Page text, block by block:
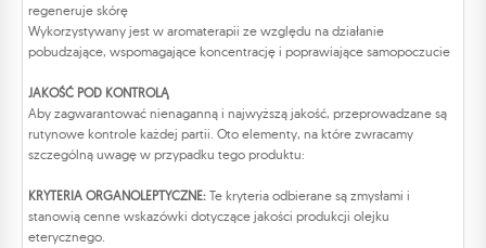
regeneruje skórę
Wykorzystywany jest w aromaterapii ze względu na działanie
pobudzające, wspomagające koncentrację i poprawiające samopoczucie
JAKOŚĆ POD KONTROLĄ
Aby zagwarantować nienaganną i najwyższą jakość, przeprowadzane są
rutynowe kontrole każdej partii. Oto elementy, na które zwracamy
szczególną uwagę w przypadku tego produktu:
KRYTERIA ORGANOLEPTYCZNE: Te kryteria odbierane są zmysłami i
stanowią cenne wskazówki dotyczące jakości produkcji olejku
eterycznego.